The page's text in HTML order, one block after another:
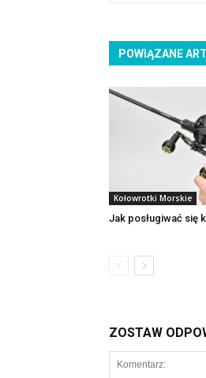
POWIĄZANE
Kołowrotki Morskie
Jak posługiwać się
ZOSTAW